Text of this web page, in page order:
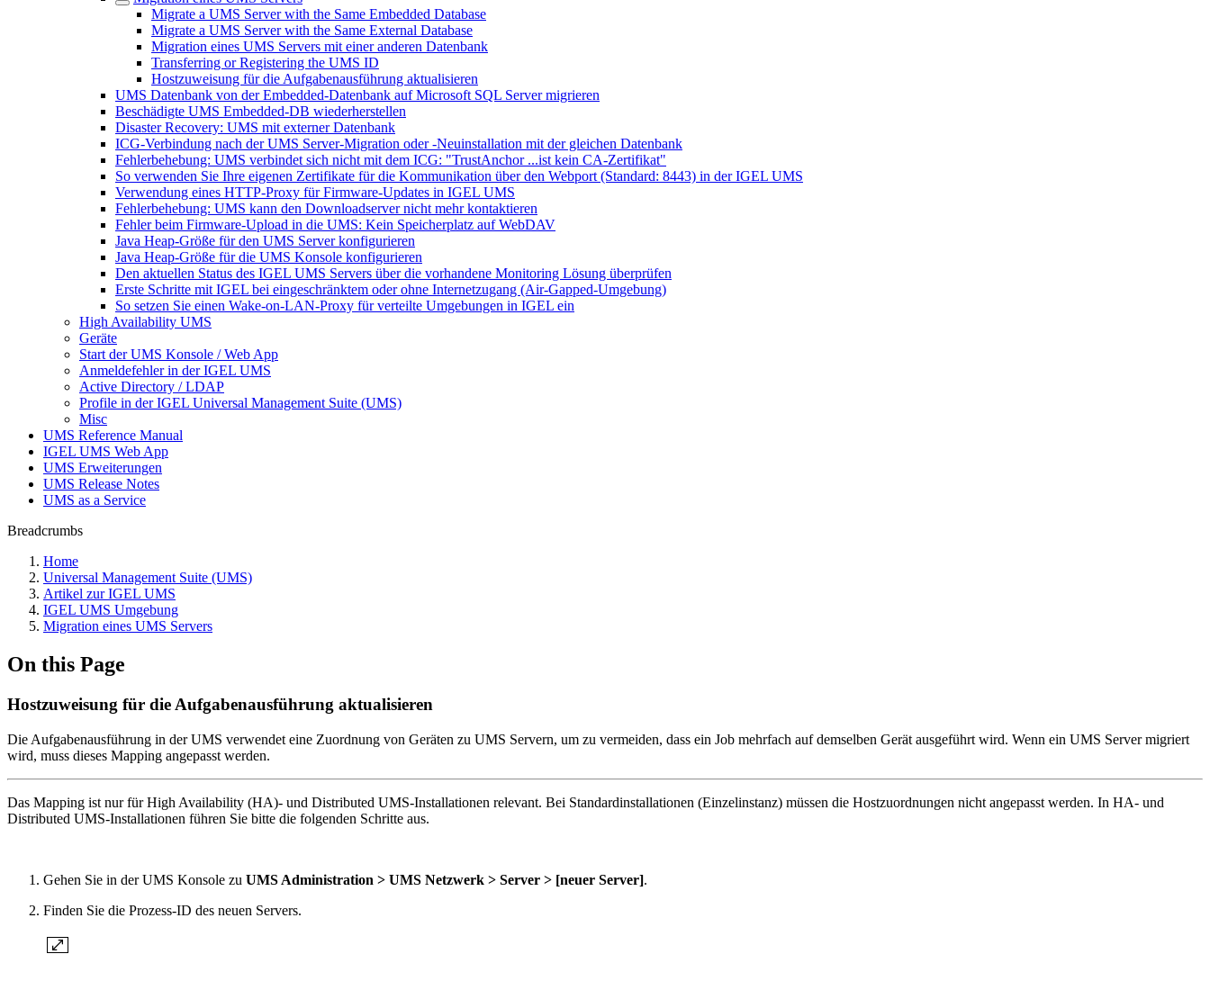
Migrate a UMS Server with the Same Embedded Database
Migrate a UMS Server with the Same External Database
Migration eines UMS Servers mit einer anderen Datenbank
Transferring or Registering the UMS ID
Hostzuweisung für die Aufgabenausführung aktualisieren
UMS Datenbank von der Embedded-Datenbank auf Microsoft SQL Server migrieren
Beschädigte UMS Embedded-DB wiederherstellen
Disaster Recovery: UMS mit externer Datenbank
ICG-Verbindung nach der UMS Server-Migration oder -Neuinstallation mit der gleichen Datenbank
Fehlerbehebung: UMS verbindet sich nicht mit dem ICG: "TrustAnchor ...ist kein CA-Zertifikat"
So verwenden Sie Ihre eigenen Zertifikate für die Kommunikation über den Webport (Standard: 8443) in der IGEL UMS
Verwendung eines HTTP-Proxy für Firmware-Updates in IGEL UMS
Fehlerbehebung: UMS kann den Downloadserver nicht mehr kontaktieren
Fehler beim Firmware-Upload in die UMS: Kein Speicherplatz auf WebDAV
Java Heap-Größe für den UMS Server konfigurieren
Java Heap-Größe für die UMS Konsole konfigurieren
Den aktuellen Status des IGEL UMS Servers über die vorhandene Monitoring Lösung überprüfen
Erste Schritte mit IGEL bei eingeschränktem oder ohne Internetzugang (Air-Gapped-Umgebung)
So setzen Sie einen Wake-on-LAN-Proxy für verteilte Umgebungen in IGEL ein
High Availability UMS
Geräte
Start der UMS Konsole / Web App
Anmeldefehler in der IGEL UMS
Active Directory / LDAP
Profile in der IGEL Universal Management Suite (UMS)
Misc
UMS Reference Manual
IGEL UMS Web App
UMS Erweiterungen
UMS Release Notes
UMS as a Service
Breadcrumbs
Home
Universal Management Suite (UMS)
Artikel zur IGEL UMS
IGEL UMS Umgebung
Migration eines UMS Servers
On this Page
Hostzuweisung für die Aufgabenausführung aktualisieren
Die Aufgabenausführung in der UMS verwendet eine Zuordnung von Geräten zu UMS Servern, um zu vermeiden, dass ein Job mehrfach auf demselben Gerät ausgeführt wird. Wenn ein UMS Server migriert
wird, muss dieses Mapping angepasst werden.
Das Mapping ist nur für High Availability (HA)- und Distributed UMS-Installationen relevant. Bei Standardinstallationen (Einzelinstanz) müssen die Hostzuordnungen nicht angepasst werden. In HA- und
Distributed UMS-Installationen führen Sie bitte die folgenden Schritte aus.
Gehen Sie in der UMS Konsole zu UMS Administration > UMS Netzwerk > Server > [neuer Server].
Finden Sie die Prozess-ID des neuen Servers.